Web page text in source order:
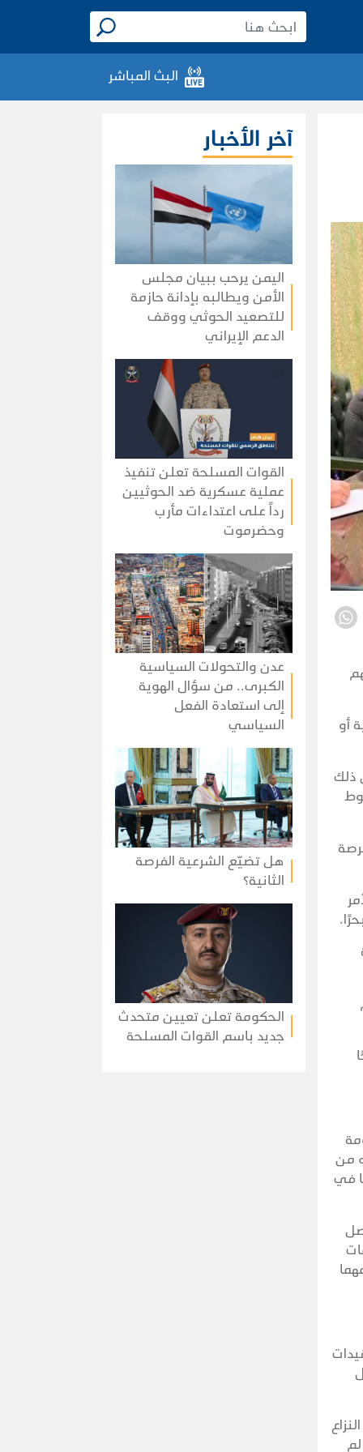
البث المباشر
أو
ذلك
من
في
النزاع
آخر الأخبار
اليمن يرحب ببيان مجلس
الأمن ويطالبه بإدانة حازمة
للتصعيد الحوثي ووقف
الدعم الإيراني
القوات المسلحة تعلن تنفيذ
عملية عسكرية ضد الحوثيين
رداً على اعتداءات مأرب
وحضرموت
عدن والتحولات السياسية
الكبرى.. من سؤال الهوية
إلى استعادة الفعل
السياسي
هل تضيّع الشرعية الفرصة
الثانية؟
الحكومة تعلن تعيين متحدث
جديد باسم القوات المسلحة